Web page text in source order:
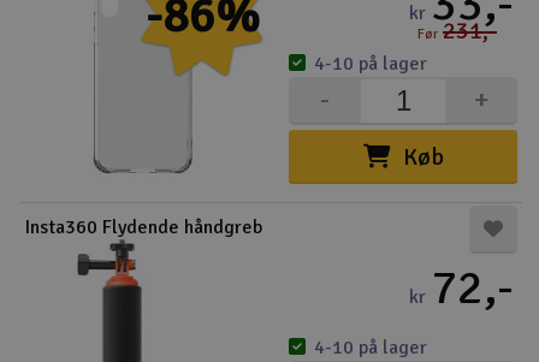
-86% kr
Før 231,-
Køb
+
-
4-10 på lager
Insta360 Flydende håndgreb
kr 72,-
4-10 på lager